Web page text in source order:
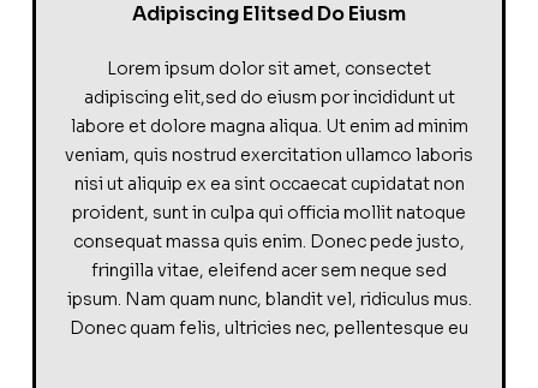
Adipiscing Elitsed Do Eiusm
Lorem ipsum dolor sit amet, consectet
adipiscing elit,sed do eiusm por incididunt ut
labore et dolore magna aliqua. Ut enim ad minim
veniam, quis nostrud exercitation ullamco laboris
nisi ut aliquip ex ea sint occaecat cupidatat non
proident, sunt in culpa qui officia mollit natoque
consequat massa quis enim. Donec pede justo,
fringilla vitae, eleifend acer sem neque sed
ipsum. Nam quam nunc, blandit vel, ridiculus mus.
Donec quam felis, ultricies nec, pellentesque eu